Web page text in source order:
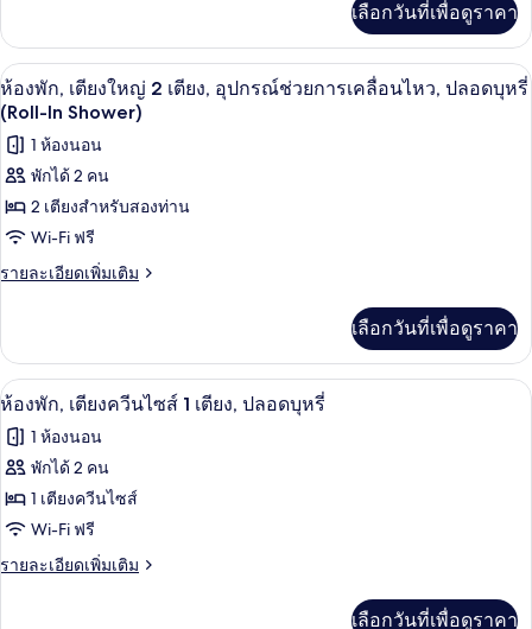
คิง
ไซส์
1
เตียง,
ปลอด
บุหรี่
เกี่ยว
กับ
ห้อง
พัก,
เตียง
คิง
ไซส์
เตียง,
ปลอด
เลือกวันที่เพื่อดูราคา
เปิด
ภาพถ่าย
ทั้งหมด
ของ
ห้อง
พัก,
เตียง
2
เตียง,
อุปกรณ์
ช่วย
การ
เคลื่อนไหว,
ห้องพัก, เตียงใหญ่ 2 เตียง, อุปกรณ์ช่ว
8
ห้องพัก, เตียงใหญ่ 2 เตียง, อุปกรณ์ช่วยการเคลื่อนไหว, ปลอดบุหรี่
(Roll-In Shower)
1 ห้องนอน
พักได้ 2 คน
2 เตียงสำหรับสองท่าน
Wi-Fi ฟรี
รายละเอียดเพิ่มเติม
ราย
เกี่ยว
กับ
ห้อง
เตียง
ใหญ่
เตียง,
อุปกรณ์
การ
เลือกวันที่เพื่อดูราคา
เปิด
ภาพถ่าย
ทั้งหมด
ของ
ห้อง
พัก,
ห้องพัก, เตียงควีนไซส์ 1 เตียง, ปลอด
8
ห้องพัก, เตียงควีนไซส์ 1 เตียง, ปลอดบุหรี่
1 ห้องนอน
พักได้ 2 คน
1 เตียงควีนไซส์
Wi-Fi ฟรี
รายละเอียดเพิ่มเติม
ราย
เลือกวันที่เพื่อดูราคา